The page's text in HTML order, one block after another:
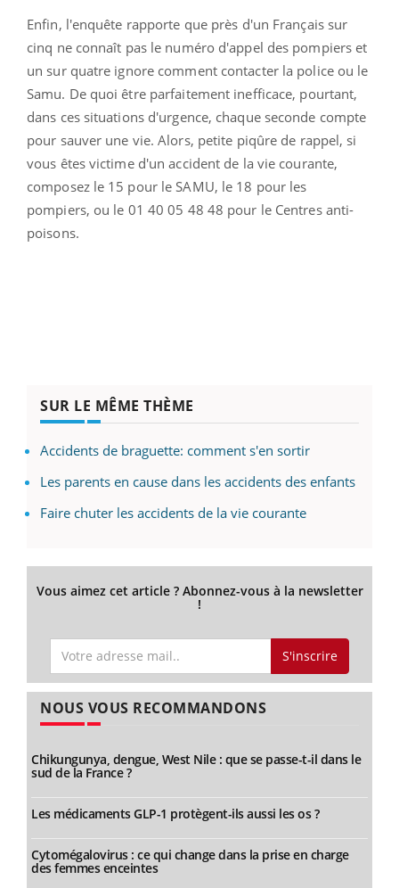
Enfin, l'enquête rapporte que près d'un Français sur
cinq ne connaît pas le numéro d'appel des pompiers et
un sur quatre ignore comment contacter la police ou le
Samu. De quoi être parfaitement inefficace, pourtant,
dans ces situations d'urgence, chaque seconde compte
pour sauver une vie. Alors, petite piqûre de rappel, si
vous êtes victime d'un accident de la vie courante,
composez le 15 pour le SAMU, le 18 pour les
pompiers, ou le 01 40 05 48 48 pour le Centres anti-
poisons.
SUR LE MÊME THÈME
Accidents de braguette: comment s'en sortir
Les parents en cause dans les accidents des enfants
Faire chuter les accidents de la vie courante
Vous aimez cet article ? Abonnez-vous à la newsletter
!
S'inscrire
NOUS VOUS RECOMMANDONS
Chikungunya, dengue, West Nile : que se passe-t-il dans le
sud de la France ?
Les médicaments GLP-1 protègent-ils aussi les os ?
Cytomégalovirus : ce qui change dans la prise en charge
des femmes enceintes